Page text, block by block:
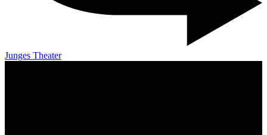
Junges Theater